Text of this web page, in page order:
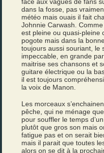
dans la fosse, pas
météo mais ouais il fait
Johnnie Carwash.
est pleine ou quasi-pleine
pogote mais dans la
toujours aussi souriant, le
impeccable, en grande
maitrise ses chansons et
guitare électrique ou la
il est toujours
la voix de Manon.
Les morceaux
pêche, qui ne ménage
pour souffler le temps
plutôt que gros son mais
fatigue pas et on serait
mais il parait que toutes
alors on se dit à la